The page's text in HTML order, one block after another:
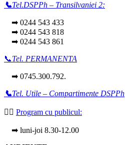
📞Tel.DSPPh – Transilvaniei 2:
➡ 0244 543 433
➡ 0244 543 818
➡ 0244 543 861
📞Tel. PERMANENTA
➡ 0745.300.792.
📞Tel. Utile – Compartimente DSPPh
👩‍⚕️ Program cu publicul:
➡ luni-joi 8.30-12.00